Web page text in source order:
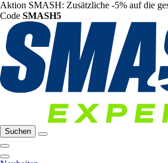
Aktion SMASH: Zusätzliche -5% auf die
Code SMASH5
Suchen